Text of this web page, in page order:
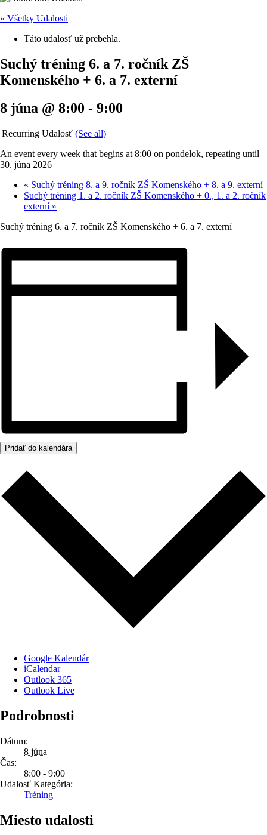
« Všetky Udalosti
Táto udalosť už prebehla.
Suchý tréning 6. a 7. ročník ZŠ
Komenského + 6. a 7. externí
8 júna @ 8:00 - 9:00
|Recurring Udalosť (See all)
An event every week that begins at 8:00 on pondelok, repeating until
30. júna 2026
« Suchý tréning 8. a 9. ročník ZŠ Komenského + 8. a 9. externí
Suchý tréning 1. a 2. ročník ZŠ Komenského + 0., 1. a 2. ročník
externí »
Suchý tréning 6. a 7. ročník ZŠ Komenského + 6. a 7. externí
Pridať do kalendára
Google Kalendár
iCalendar
Outlook 365
Outlook Live
Podrobnosti
Dátum:
8 júna
Čas:
8:00 - 9:00
Udalosť Kategória:
Tréning
Miesto udalosti